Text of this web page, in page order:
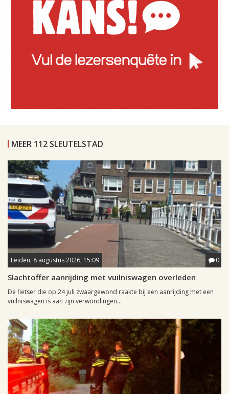
MEER 112 SLEUTELSTAD
Leiden, 8 augustus 2026, 15:09 0
Slachtoffer aanrijding met vuilniswagen overleden
De fietser die op 24 juli zwaargewond raakte bij een aanrijding met een
vuilniswagen is aan zijn verwondingen...